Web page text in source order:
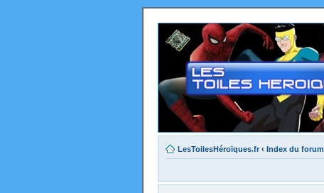
LesToilesHéroïques.fr ‹ Index du forum